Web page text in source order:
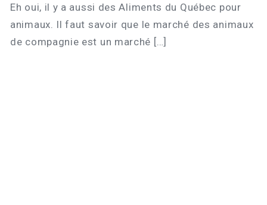
Eh oui, il y a aussi des Aliments du Québec pour
animaux. Il faut savoir que le marché des animaux
de compagnie est un marché […]